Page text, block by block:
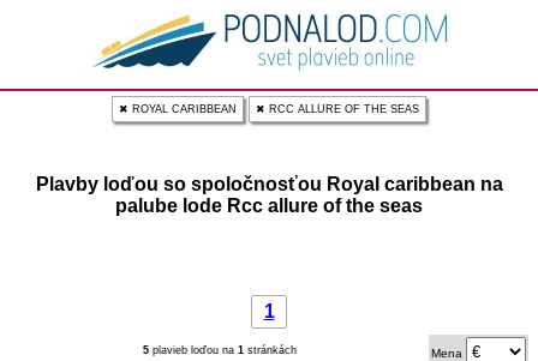
✖ ROYAL CARIBBEAN ✖ RCC ALLURE OF THE SEAS
Plavby loďou so spoločnosťou Royal caribbean na
palube lode Rcc allure of the seas
1
5plavieb loďou na 1stránkách Mena